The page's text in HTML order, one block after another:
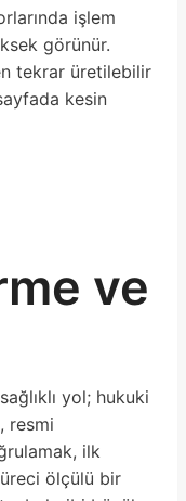
işlem
görünür.
tekrar üretilebilir
kesin
ve
yol; hukuki
resmi
ilk
ölçülü bir